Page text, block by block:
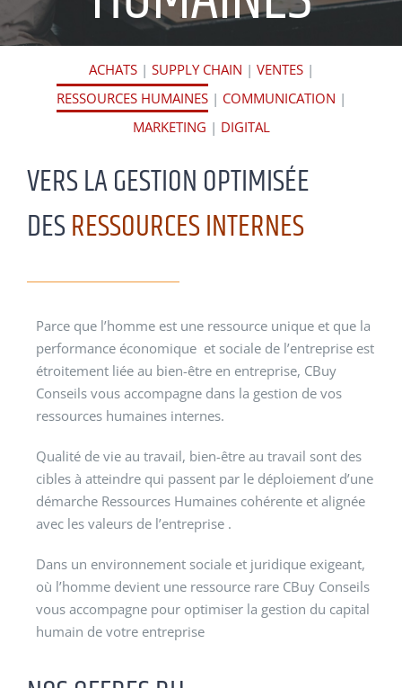
ACHATS| SUPPLY CHAIN | VENTES|
RESSOURCES HUMAINES| COMMUNICATION |
MARKETING | DIGITAL
VERS LA GESTION OPTIMISÉE
DESRESSOURCES INTERNES
Parce que l’homme est une ressource unique et que la
performance économique et sociale de l’entreprise est
étroitement liée au bien-être en entreprise, CBuy
Conseils vous accompagne dans la gestion de vos
ressources humaines internes.
Qualité de vie au travail, bien-être au travail sont des
cibles à atteindre qui passent par le déploiement d’une
démarche Ressources Humaines cohérente et alignée
avec les valeurs de l’entreprise .
Dans un environnement sociale et juridique exigeant,
où l’homme devient une ressource rare CBuy Conseils
vous accompagne pour optimiser la gestion du capital
humain de votre entreprise